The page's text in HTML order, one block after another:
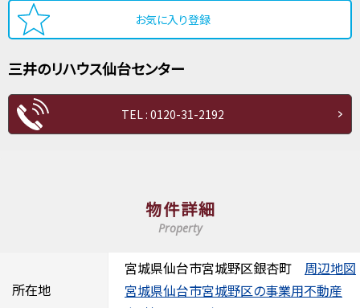
お気に入り登録
三井のリハウス仙台センター
TEL : 0120-31-2192
物件詳細
Property
所在地
宮城県仙台市宮城野区銀杏町
周辺地図
宮城県仙台市宮城野区の事業用不動産